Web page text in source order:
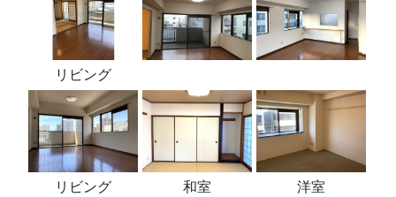
リビング
リビング 和室 洋室